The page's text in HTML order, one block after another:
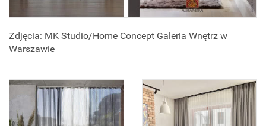
Zdjęcia: MK Studio/Home Concept Galeria Wnętrz w
Warszawie